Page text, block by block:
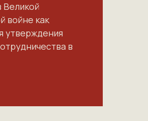
Великой
войне как
утверждения
в